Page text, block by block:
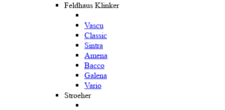
Feldhaus Klinker
Vascu
Classic
Sintra
Amena
Bacco
Galena
Vario
Stroeher